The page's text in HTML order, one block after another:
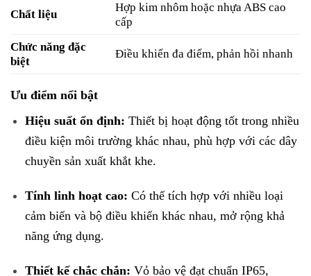
Chất liệu
Hợp kim nhôm hoặc nhựa ABS cao
cấp
Chức năng đặc
biệt
Điều khiển đa điểm, phản hồi nhanh
Ưu điểm nổi bật
Hiệu suất ổn định: Thiết bị hoạt động tốt trong nhiều
điều kiện môi trường khác nhau, phù hợp với các dây
chuyền sản xuất khắt khe.
Tính linh hoạt cao: Có thể tích hợp với nhiều loại
cảm biến và bộ điều khiển khác nhau, mở rộng khả
năng ứng dụng.
Thiết kế chắc chắn: Vỏ bảo vệ đạt chuẩn IP65,